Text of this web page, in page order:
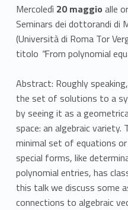
Mercoledì 20 maggio alle
Seminars dei dottorandi di
(Università di Roma Tor
titolo "From polynomial
Abstract: Roughly
the set of solutions to a
by seeing it as a
space: an algebraic
minimal set of equations
special forms, like
polynomial entries, has
this talk we discuss some
connections to algebraic